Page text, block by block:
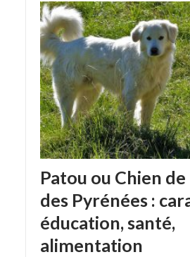
Patou ou Chien
des Pyrénées :
éducation, santé,
alimentation